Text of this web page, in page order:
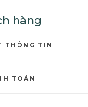
hàng
THÔNG TIN
TOÁN